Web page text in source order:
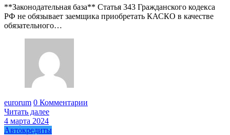
**Законодательная база** Статья 343 Гражданского кодекса
РФ не обязывает заемщика приобретать КАСКО в качестве
обязательного…
eurorum 0 Комментарии
Читать далее
4 марта 2024
Автокредиты